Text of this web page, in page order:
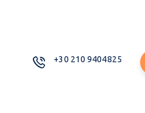
+30 210 9404825